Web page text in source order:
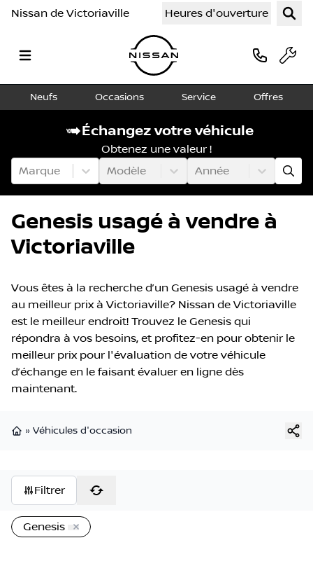
Nissan de Victoriaville Heures d'ouverture
Neufs Occasions Service Offres
Échangez votre véhicule
Obtenez une valeur !
Marque
Modèle Année
Genesis usagé à vendre à
Victoriaville
Vous êtes à la recherche d’un Genesis usagé à vendre
au meilleur prix à Victoriaville? Nissan de Victoriaville
est le meilleur endroit! Trouvez le Genesis qui
répondra à vos besoins, et profitez-en pour obtenir le
meilleur prix pour l'évaluation de votre véhicule
d’échange en le faisant évaluer en ligne dès
maintenant.
» Véhicules d'occasion
Filtrer
Genesis